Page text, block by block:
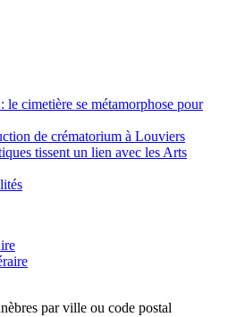
le cimetière se métamorphose pour
de crématorium à Louviers
tissent un lien avec les Arts
par ville ou code postal